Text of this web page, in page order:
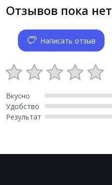
Отзывов пока нет
Написать отзыв
Вкусно
Удобство
Результат